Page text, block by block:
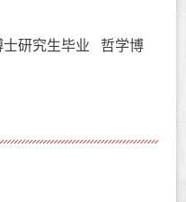
研究生毕业 哲学博